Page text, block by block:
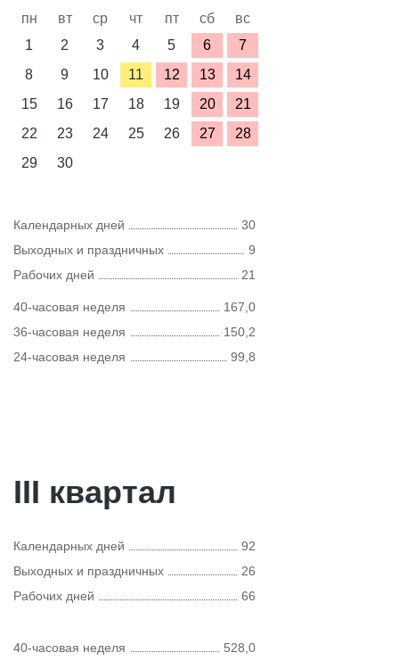
пн вт ср чт пт сб
вс
1
2 3 4 5 6
7
8
9 10 11 12 13
14
15
16 17 18 19 20
21
22
23 24 25 26 27
28
29
30
Календарных дней
30
Выходных и праздничных
9
Рабочих дней
21
40-часовая неделя
167,0
36-часовая неделя
150,2
24-часовая неделя
99,8
III квартал
Календарных дней
92
Выходных и праздничных
26
Рабочих дней
66
40-часовая неделя 528,0